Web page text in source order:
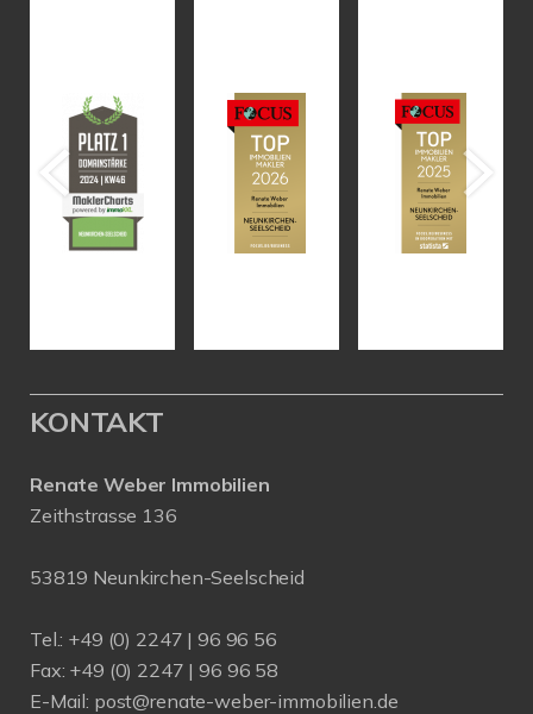
KONTAKT
Renate Weber Immobilien
Zeithstrasse 136
53819 Neunkirchen-Seelscheid
Tel.: +49 (0) 2247 | 96 96 56
Fax: +49 (0) 2247 | 96 96 58
E-Mail: post@renate-weber-immobilien.de